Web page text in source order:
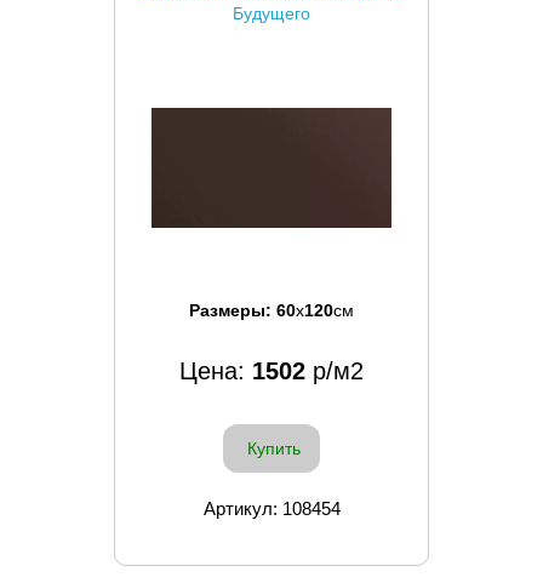
Будущего
Размеры: 60x120см
Цена: 1502 р/м2
Купить
Артикул: 108454